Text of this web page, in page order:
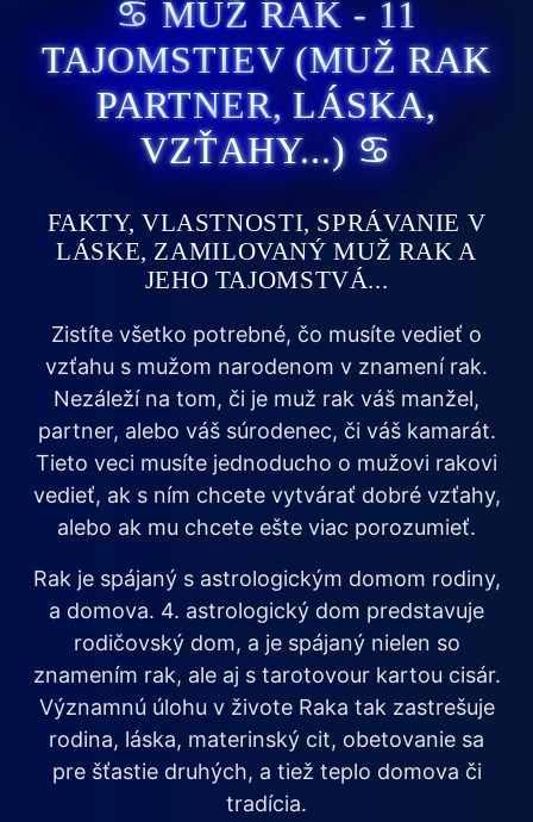
♋ MUŽ RAK - 11
TAJOMSTIEV (MUŽ RAK
PARTNER, LÁSKA,
VZŤAHY...) ♋
FAKTY, VLASTNOSTI, SPRÁVANIE V
LÁSKE, ZAMILOVANÝ MUŽ RAK A
JEHO TAJOMSTVÁ...
Zistíte všetko potrebné, čo musíte vedieť o
vzťahu s mužom narodenom v znamení rak.
Nezáleží na tom, či je muž rak váš manžel,
partner, alebo váš súrodenec, či váš kamarát.
Tieto veci musíte jednoducho o mužovi rakovi
vedieť, ak s ním chcete vytvárať dobré vzťahy,
alebo ak mu chcete ešte viac porozumieť.
Rak je spájaný s astrologickým domom rodiny,
a domova. 4. astrologický dom predstavuje
rodičovský dom, a je spájaný nielen so
znamením rak, ale aj s tarotovour kartou cisár.
Významnú úlohu v živote Raka tak zastrešuje
rodina, láska, materinský cit, obetovanie sa
pre šťastie druhých, a tiež teplo domova či
tradícia.